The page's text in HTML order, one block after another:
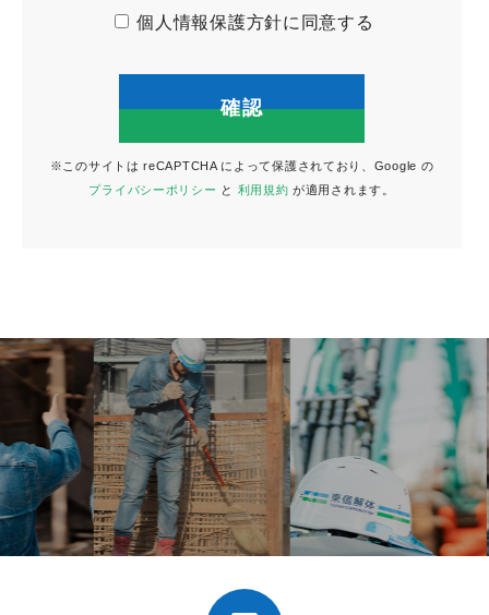
当社では、ご提供いただいた個人情報について管理責
られる情報と同様に保護されます。当社が、個人情報
の処理を外部へ委託する場合には、漏えいや再提供を
行わないよう契約により義務づけ、適切な管理を実施
させていただきます。個人情報は、個人の識別が可能
（2）監督官庁からの要請または法令により開示が求
められた場合
また、個人情報を統計的に処理した集約情報を公表す
ることがありますが、これらの集約情報には個々のお
客様を識別できる情報は含まれていません。
3. 更新・停止に関して
のご希望で、更新および利用の中止をすることができ
個人情報保護方針に同意する
※このサイトは reCAPTCHA によって保護されており、Google の
プライバシーポリシー と 利用規約 が適用されます。